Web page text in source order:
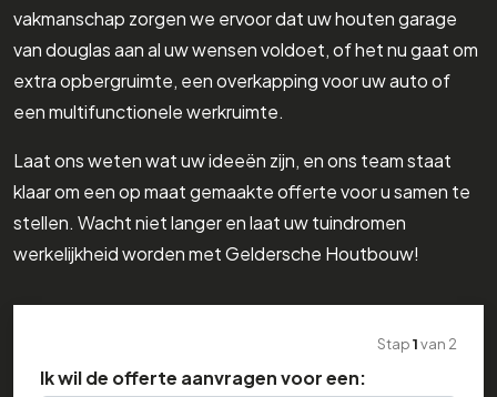
vakmanschap zorgen we ervoor dat uw houten garage
van douglas aan al uw wensen voldoet, of het nu gaat om
extra opbergruimte, een overkapping voor uw auto of
een multifunctionele werkruimte.
Laat ons weten wat uw ideeën zijn, en ons team staat
klaar om een op maat gemaakte offerte voor u samen te
stellen. Wacht niet langer en laat uw tuindromen
werkelijkheid worden met Geldersche Houtbouw!
Stap1van 2
Ik wil de offerte aanvragen voor een: